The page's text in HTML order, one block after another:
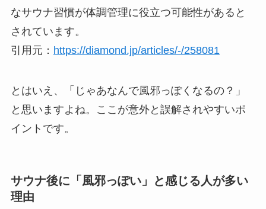
なサウナ習慣が体調管理に役立つ可能性があると
されています。
引用元： https://diamond.jp/articles/-/258081
とはいえ、「じゃあなんで風邪っぽくなるの？」
と思いますよね。ここが意外と誤解されやすいポ
イントです。
サウナ後に「風邪っぽい」と感じる人が多い
理由